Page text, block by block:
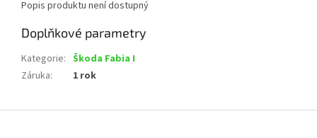
Popis produktu není dostupný
Doplňkové parametry
Kategorie: Škoda Fabia I
Záruka: 1 rok